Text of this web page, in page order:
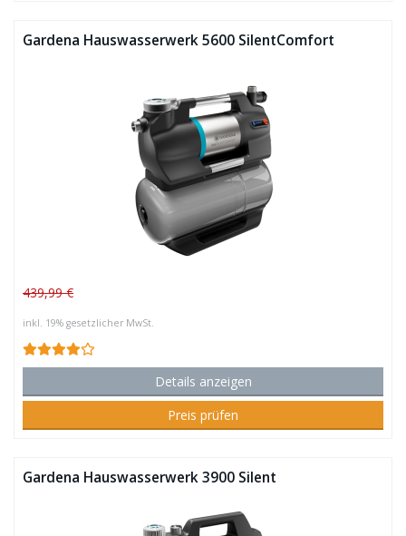
Gardena Hauswasserwerk 5600 SilentComfort
439,99 €
inkl. 19% gesetzlicher MwSt.
Details anzeigen
Preis prüfen
Gardena Hauswasserwerk 3900 Silent